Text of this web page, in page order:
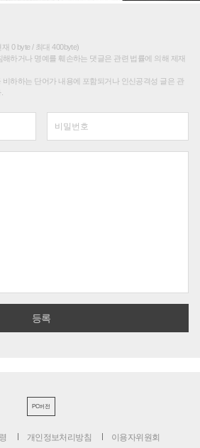
0 byte / 최대 400byte)
하거나 명예를 훼손하는 댓글은 관련 법률에 의해 제재
비하하는 단어가 내용에 포함되거나 인신공격성 글은 관
PC버전
개인정보처리방침 이용자위원회